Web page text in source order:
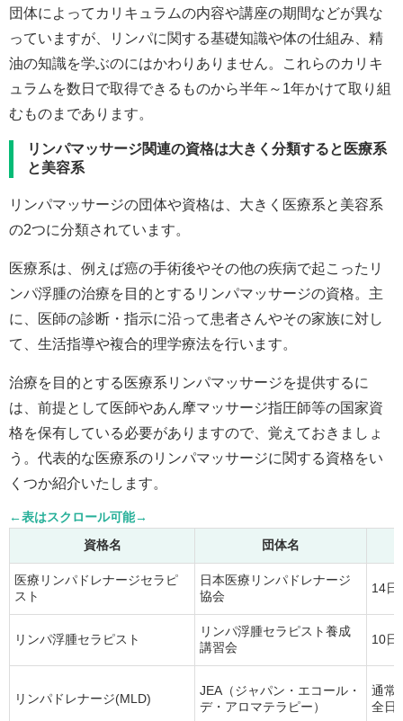
団体によってカリキュラムの内容や講座の期間などが異な
っていますが、リンパに関する基礎知識や体の仕組み、精
油の知識を学ぶのにはかわりありません。これらのカリキ
ュラムを数日で取得できるものから半年～1年かけて取り組
むものまであります。
リンパマッサージ関連の資格は大きく分類すると医療系
と美容系
リンパマッサージの団体や資格は、大きく医療系と美容系
の2つに分類されています。
医療系は、例えば癌の手術後やその他の疾病で起こったリ
ンパ浮腫の治療を目的とするリンパマッサージの資格。主
に、医師の診断・指示に沿って患者さんやその家族に対し
て、生活指導や複合的理学療法を行います。
治療を目的とする医療系リンパマッサージを提供するに
は、前提として医師やあん摩マッサージ指圧師等の国家資
格を保有している必要がありますので、覚えておきましょ
う。代表的な医療系のリンパマッサージに関する資格をい
くつか紹介いたします。
資格名 団体名
医療リンパドレナージセラピ
スト
日本医療リンパドレナージ
協会
14日
リンパ浮腫セラピスト
リンパ浮腫セラピスト養成
講習会
10日
リンパドレナージ(MLD)
JEA（ジャパン・エコール・
デ・アロマテラピー）
通常
全日